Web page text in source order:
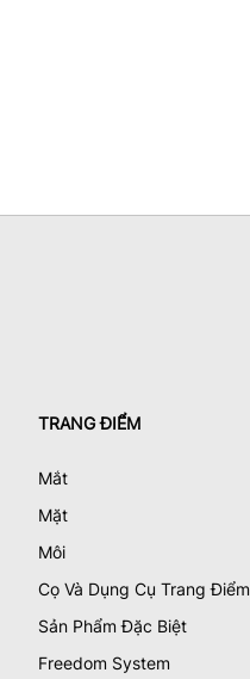
TRANG ĐIỂM
Mắt
Mặt
Môi
Cọ Và Dụng Cụ Trang Điểm
Sản Phẩm Đặc Biệt
Freedom System